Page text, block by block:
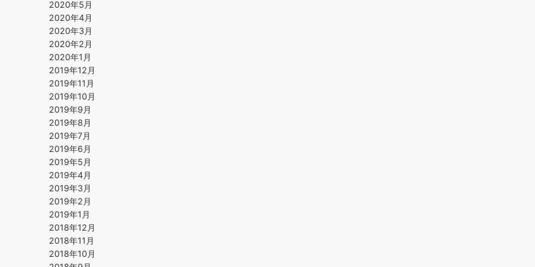
2020年5月
2020年4月
2020年3月
2020年2月
2020年1月
2019年12月
2019年11月
2019年10月
2019年9月
2019年8月
2019年7月
2019年6月
2019年5月
2019年4月
2019年3月
2019年2月
2019年1月
2018年12月
2018年11月
2018年10月